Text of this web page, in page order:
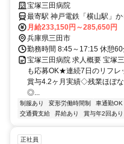
給あり◎賞与4.2ヶ月実績◇残業
完備◎積極採用中【三田市、横
宝塚三田病院
最寄駅 神戸電鉄「横山駅」
送迎バス10分
月給233,150円～285,650円
兵庫県三田市
勤務時間 8:45～17:15 休憩60
宝塚三田病院 求人概要 宝塚
も応募OK★連続7日のリフ
賞与4.2ヶ月実績◇残業ほぼ
◎...
制服あり 変形労働時間制 車通勤OK
交通費支給
昇給あり 賞与年2回あり
正社員